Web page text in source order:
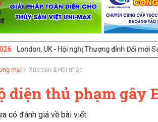
- Hội nghị Thượng đỉnh Đổi mới Sáng tạo trong
mại Xúc tiến & Hội nhập
diện thủ phạm gây
có đánh giá về bài viết